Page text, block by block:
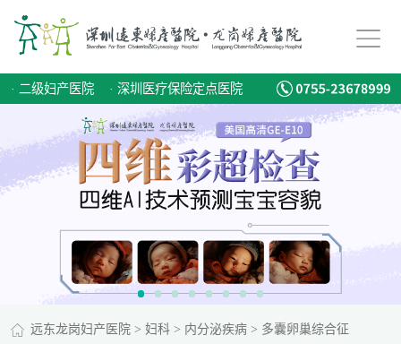
· 二级妇产医院 · 深圳医疗保险定点医院
远东龙岗妇产医院> 妇科> 内分泌疾病> 多囊卵巢综合征